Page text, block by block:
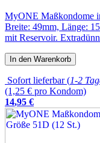
MyONE Maßkondome
Breite: 49mm, Länge:
mit Reservoir.
In den Warenkorb
Sofort lieferbar (1-2
(1,25 € pro Kondom)
14,95 €